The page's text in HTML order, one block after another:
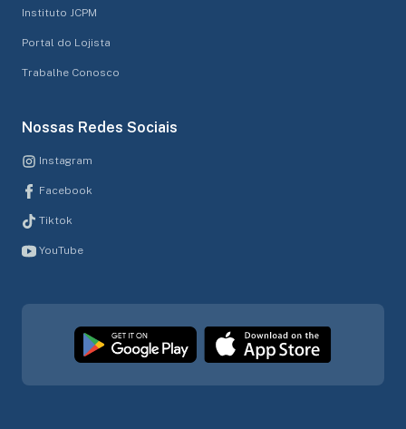
Instituto JCPM
Portal do Lojista
Trabalhe Conosco
Nossas Redes Sociais
Instagram
Facebook
Tiktok
YouTube